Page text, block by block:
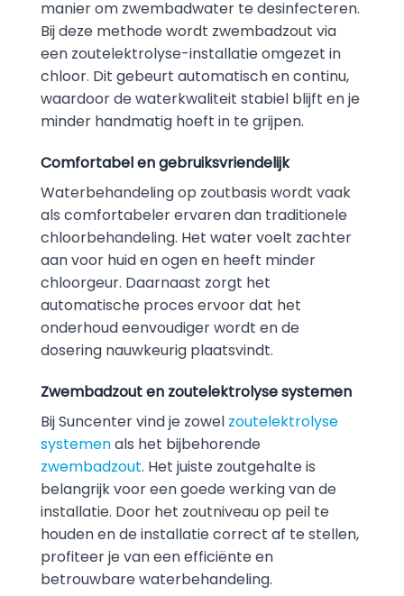
manier om zwembadwater te desinfecteren.
Bij deze methode wordt zwembadzout via
een zoutelektrolyse-installatie omgezet in
chloor. Dit gebeurt automatisch en continu,
waardoor de waterkwaliteit stabiel blijft en je
minder handmatig hoeft in te grijpen.
Comfortabel en gebruiksvriendelijk
Waterbehandeling op zoutbasis wordt vaak
als comfortabeler ervaren dan traditionele
chloorbehandeling. Het water voelt zachter
aan voor huid en ogen en heeft minder
chloorgeur. Daarnaast zorgt het
automatische proces ervoor dat het
onderhoud eenvoudiger wordt en de
dosering nauwkeurig plaatsvindt.
Zwembadzout en zoutelektrolyse systemen
Bij Suncenter vind je zowel zoutelektrolyse
systemenals het bijbehorende
zwembadzout. Het juiste zoutgehalte is
belangrijk voor een goede werking van de
installatie. Door het zoutniveau op peil te
houden en de installatie correct af te stellen,
profiteer je van een efficiënte en
betrouwbare waterbehandeling.